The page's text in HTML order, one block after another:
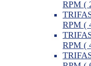
RPM (
RPM (
RPM (